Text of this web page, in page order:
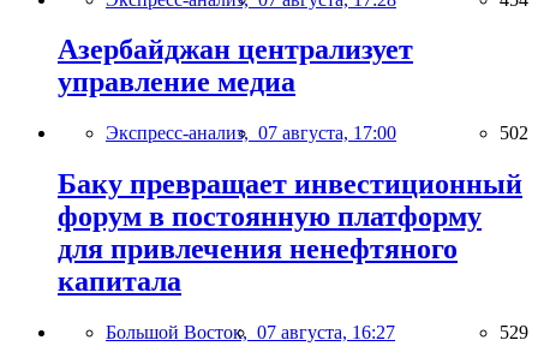
Азербайджан централизует
управление медиа
Экспресс-анализ, 07 августа, 17:00 502
Баку превращает инвестиционный
форум в постоянную платформу
для привлечения ненефтяного
капитала
Большой Восток, 07 августа, 16:27 529